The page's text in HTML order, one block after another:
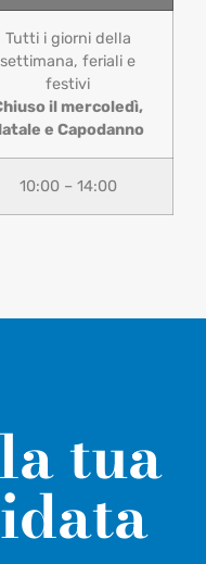
Tutti i giorni della
settimana, feriali e
festivi
il mercoledì,
e Capodanno
10:00 – 14:00
tua